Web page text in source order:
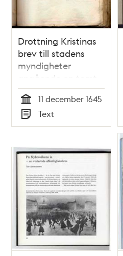
Drottning Kristinas
brev till stadens
myndigheter
angående en tomt
vid Södermalmstorg
Tid
11 december 1645
Typ
Text